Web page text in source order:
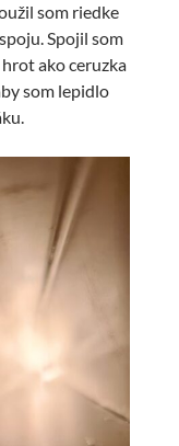
som riedke
Spojil som
ako ceruzka
som lepidlo